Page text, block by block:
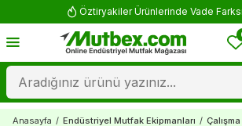
Öztiryakiler Ürünlerinde Vade
Anasayfa / Endüstriyel Mutfak Ekipmanları /